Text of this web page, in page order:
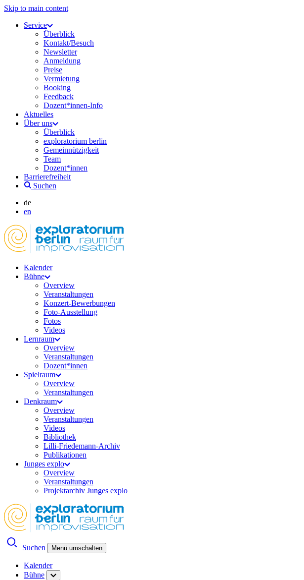
Skip to main content
Service
Überblick
Kontakt/Besuch
Newsletter
Anmeldung
Preise
Vermietung
Booking
Feedback
Dozent*innen-Info
Aktuelles
Über uns
Überblick
exploratorium berlin
Gemeinnützigkeit
Team
Dozent*innen
Barrierefreiheit
Suchen
de
en
Kalender
Bühne
Overview
Veranstaltungen
Konzert-Bewerbungen
Foto-Ausstellung
Fotos
Videos
Lernraum
Overview
Veranstaltungen
Dozent*innen
Spielraum
Overview
Veranstaltungen
Denkraum
Overview
Veranstaltungen
Videos
Bibliothek
Lilli-Friedemann-Archiv
Publikationen
Junges explo
Overview
Veranstaltungen
Projektarchiv Junges explo
Suchen Menü umschalten
Kalender
Bühne